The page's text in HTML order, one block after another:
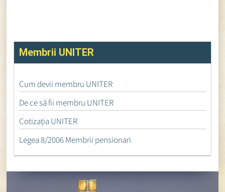
Membrii UNITER
Cum devii membru UNITER
De ce să fii membru UNITER
Cotizația UNITER
Legea 8/2006 Membrii pensionari